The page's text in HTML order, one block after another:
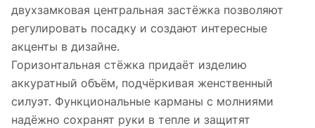
двухзамковая центральная застёжка позволяют
регулировать посадку и создают интересные
акценты в дизайне.
Горизонтальная стёжка придаёт изделию
аккуратный объём, подчёркивая женственный
силуэт. Функциональные карманы с молниями
надёжно сохранят руки в тепле и защитят